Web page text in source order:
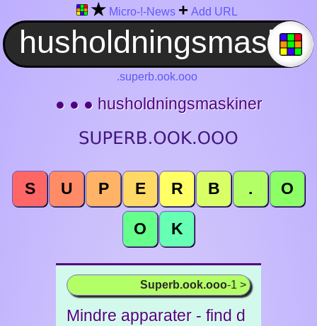
★ Micro-!-News + Add URL
.superb.ook.ooo
● ● ● husholdningsmaskiner
S U P E R B . O
O K
Superb.ook.ooo-1 >
Mindre apparater - find d